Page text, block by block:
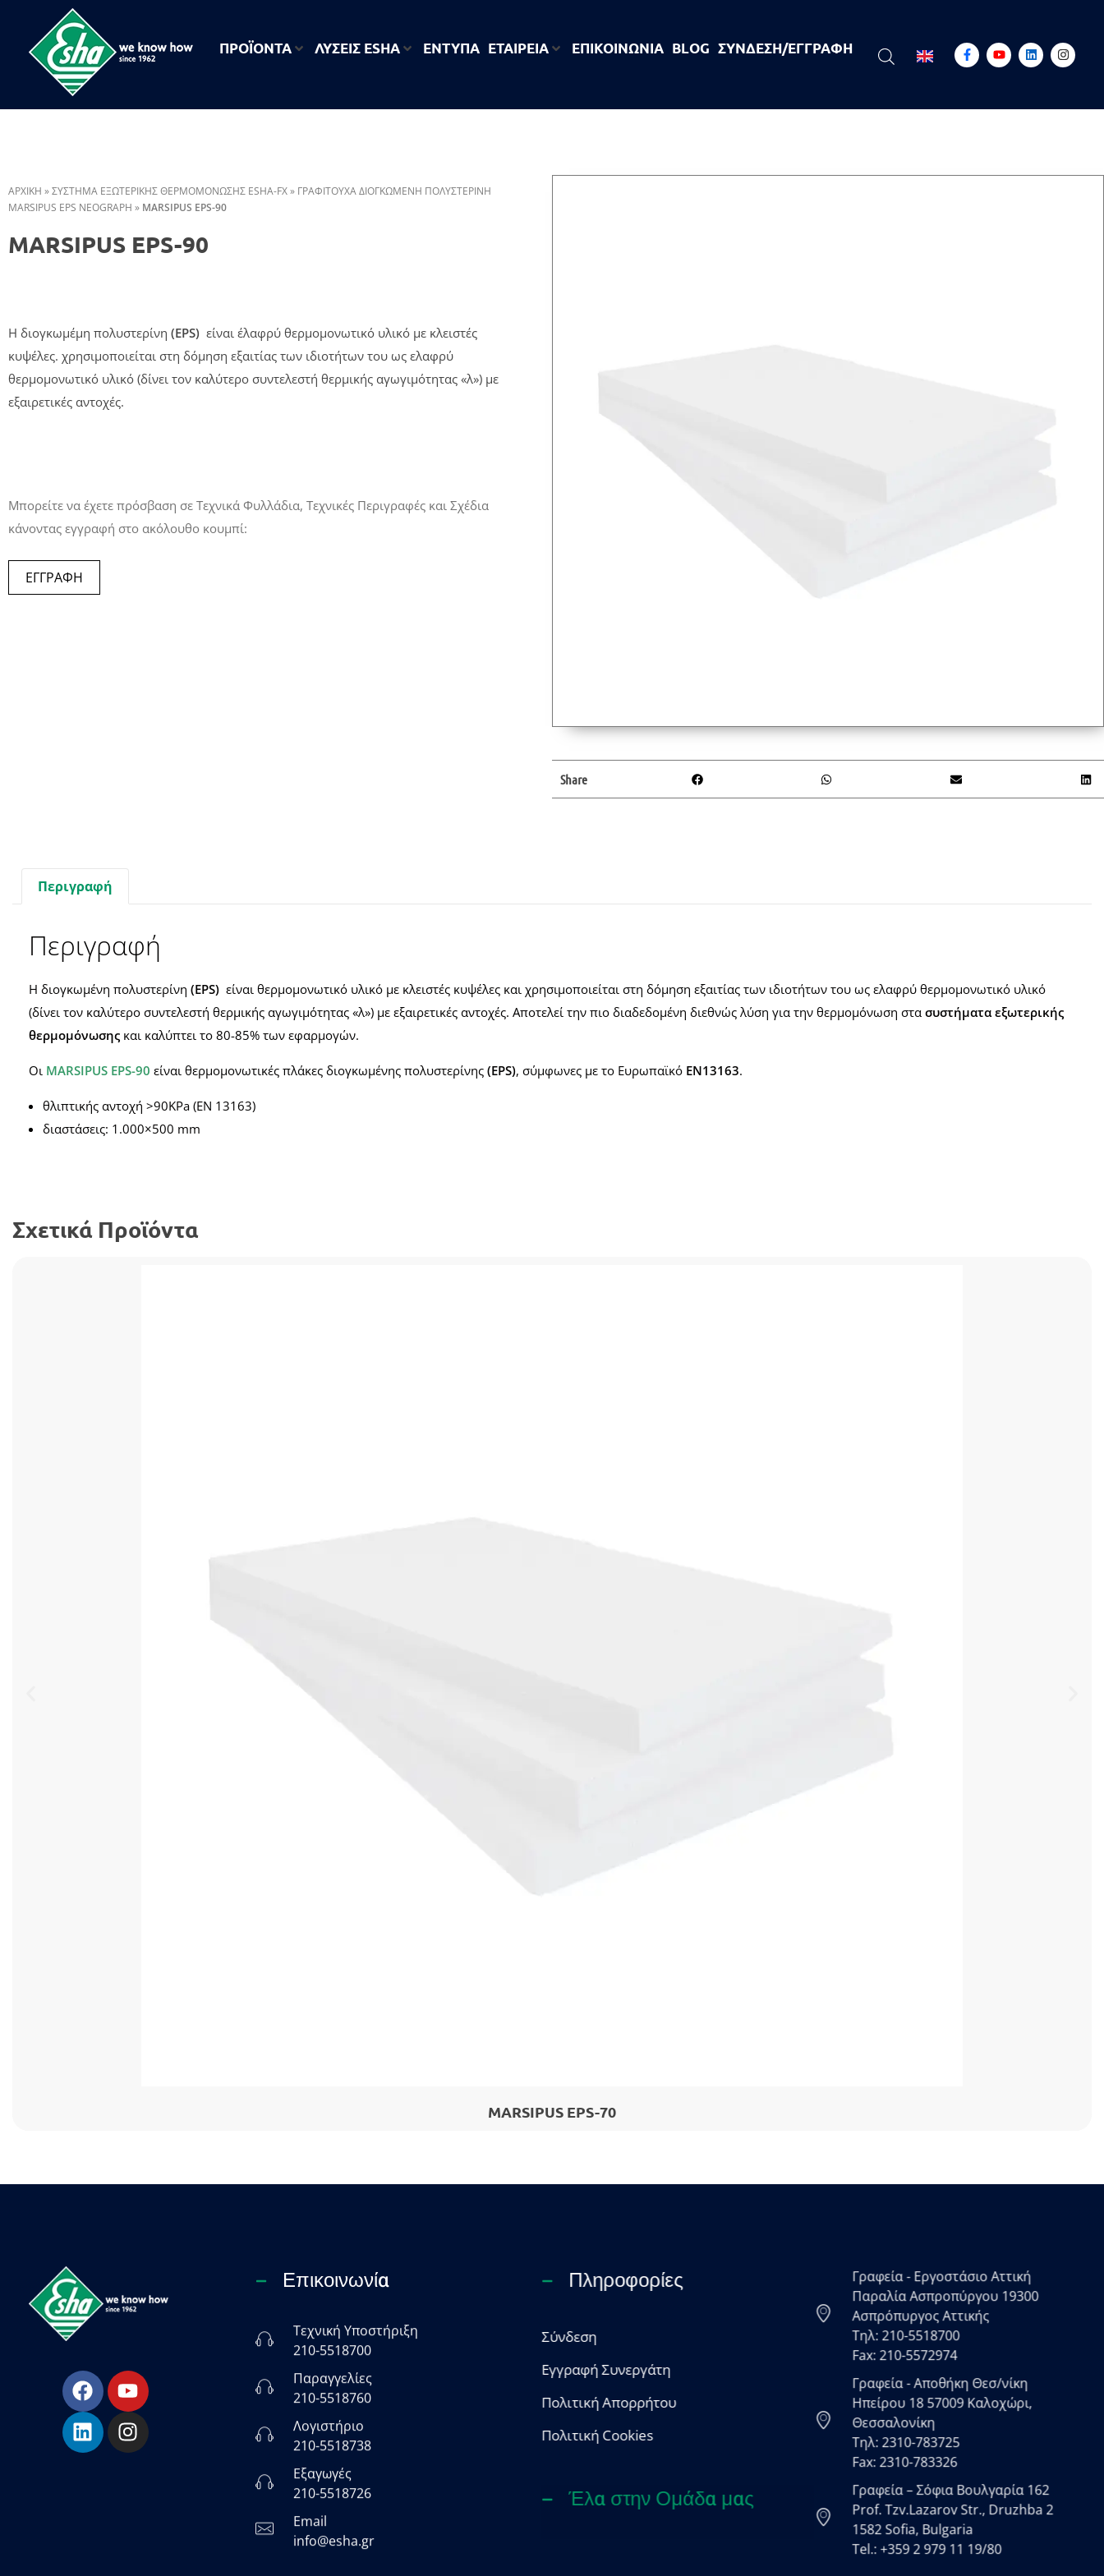
ESHA
ΠΡΟΪΟΝΤΑ ΛΥΣΕΙΣ ESHA ΕΝΤΥΠΑ ΕΤΑΙΡΕΊΑ ΕΠΙΚΟΙΝΩΝΙΑ BLOG ΣΎΝΔΕΣΗ/ΕΓΓΡΑΦΉ
ΑΡΧΙΚΗ »ΣΥΣΤΗΜΑ ΕΞΩΤΕΡΙΚΗΣ ΘΕΡΜΟΜΟΝΩΣΗΣ ESHA-FX» ΓΡΑΦΙΤΟΎΧΑ ΔΙΟΓΚΩΜΈΝΗ ΠΟΛΥΣΤΕΡΊΝΗ
MARSIPUS EPS NEOGRAPH » MARSIPUS EPS-90
MARSIPUS EPS-90
Η διογκωμέμη πολυστερίνη (EPS) είναι έλαφρύ θερμομονωτικό υλικό με κλειστές
κυψέλες. χρησιμοποιείται στη δόμηση εξαιτίας των ιδιοτήτων του ως ελαφρύ
θερμομονωτικό υλικό (δίνει τον καλύτερο συντελεστή θερμικής αγωγιμότητας «λ») με
εξαιρετικές αντοχές.
Μπορείτε να έχετε πρόσβαση σε Τεχνικά Φυλλάδια, Τεχνικές Περιγραφές και Σχέδια
κάνοντας εγγραφή στο ακόλουθο κουμπί:
ΕΓΓΡΑΦΗ
Share
Περιγραφή
Περιγραφή
Η διογκωμένη πολυστερίνη (EPS) είναι θερμομονωτικό υλικό με κλειστές κυψέλες και χρησιμοποιείται στη δόμηση εξαιτίας των ιδιοτήτων του ως ελαφρύ θερμομονωτικό υλικό
(δίνει τον καλύτερο συντελεστή θερμικής αγωγιμότητας «λ») με εξαιρετικές αντοχές. Αποτελεί την πιο διαδεδομένη διεθνώς λύση για την θερμομόνωση στα συστήματα εξωτερικής
θερμομόνωσης και καλύπτει το 80-85% των εφαρμογών.
Οι MARSIPUS EPS-90 είναι θερμομονωτικές πλάκες διογκωμένης πολυστερίνης (EPS), σύμφωνες με το Ευρωπαϊκό ΕΝ13163.
θλιπτικής αντοχή >90ΚPa (ΕΝ 13163)
διαστάσεις: 1.000×500 mm
Σχετικά Προϊόντα
MARSIPUS EPS-70
Επικοινωνία
Τεχνική Υποστήριξη
210-5518700
Παραγγελίες
210-5518760
Λογιστήριο
210-5518738
Εξαγωγές
210-5518726
Email
info@esha.gr
Πληροφορίες
Σύνδεση
Εγγραφή Συνεργάτη
Πολιτική Απορρήτου
Πολιτική Cookies
Έλα στην Ομάδα μας
Γραφεία - Εργοστάσιο Αττική
Παραλία Ασπροπύργου 19300
Ασπρόπυργος Αττικής
Τηλ: 210-5518700
Fax: 210-5572974
Γραφεία - Αποθήκη Θεσ/νίκη
Ηπείρου 18 57009 Καλοχώρι,
Θεσσαλονίκη
Τηλ: 2310-783725
Fax: 2310-783326
Γραφεία – Σόφια Βουλγαρία 162
Prof. Tzv.Lazarov Str., Druzhba 2
1582 Sofia, Bulgaria
Tel.: +359 2 979 11 19/80